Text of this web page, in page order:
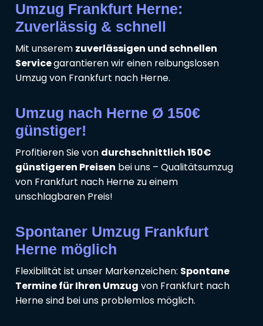
Umzug Frankfurt Herne:
Zuverlässig & schnell
Mit unserem zuverlässigen und schnellen
Servicegarantieren wir einen reibungslosen
Umzug von Frankfurt nach Herne.
Umzug nach Herne Ø 150€
günstiger!
Profitieren Sie von durchschnittlich 150€
günstigeren Preisen bei uns – Qualitätsumzug
von Frankfurt nach Herne zu einem
unschlagbaren Preis!
Spontaner Umzug Frankfurt
Herne möglich
Flexibilität ist unser Markenzeichen: Spontane
Termine für Ihren Umzug von Frankfurt nach
Herne sind bei uns problemlos möglich.